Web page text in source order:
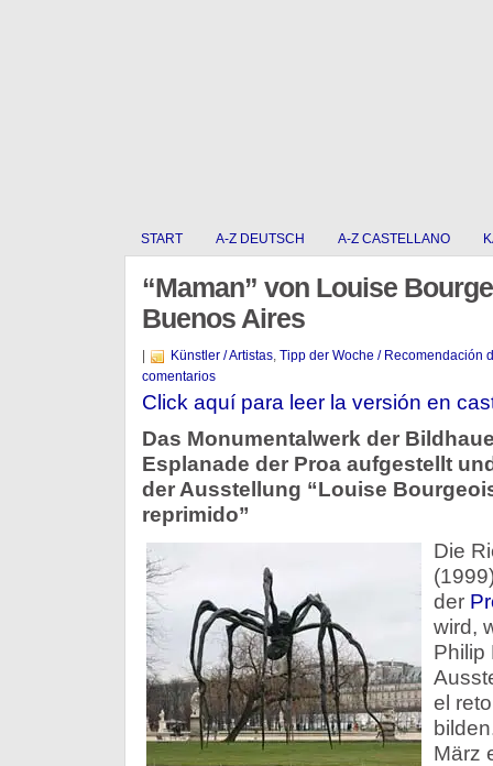
START A-Z DEUTSCH A-Z CASTELLANO
“Maman” von Louise
Buenos Aires
Künstler / Artistas, Tipp der Woche / Recomendación
comentarios
Click aquí para leer la versión en
Das Monumentalwerk der
Esplanade der Proa aufgestellt
der Ausstellung “Louise
reprimido”
Die
der
wird,
Philip
el
März